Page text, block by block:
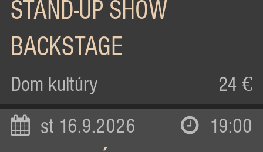
STAND-UP SHOW
BACKSTAGE
Dom kultúry 24 €
st 16.9.2026 19:00